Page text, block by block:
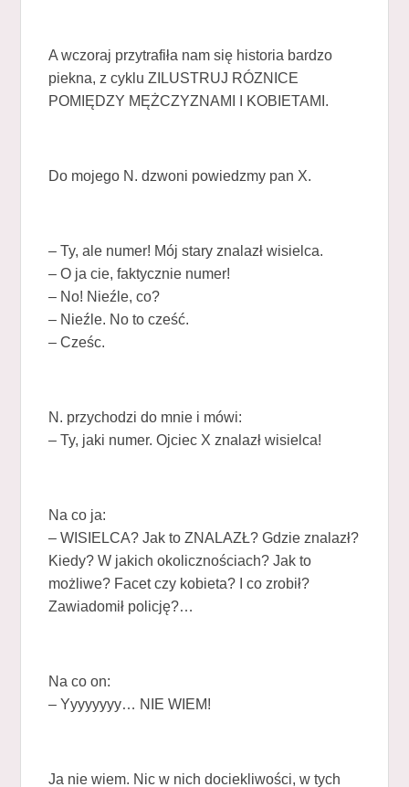
A wczoraj przytrafiła nam się historia bardzo
piekna, z cyklu ZILUSTRUJ RÓZNICE
POMIĘDZY MĘŻCZYZNAMI I KOBIETAMI.
Do mojego N. dzwoni powiedzmy pan X.
– Ty, ale numer! Mój stary znalazł wisielca.
– O ja cie, faktycznie numer!
– No! Nieźle, co?
– Nieźle. No to cześć.
– Cześc.
N. przychodzi do mnie i mówi:
– Ty, jaki numer. Ojciec X znalazł wisielca!
Na co ja:
– WISIELCA? Jak to ZNALAZŁ? Gdzie znalazł?
Kiedy? W jakich okolicznościach? Jak to
możliwe? Facet czy kobieta? I co zrobił?
Zawiadomił policję?…
Na co on:
– Yyyyyyyy… NIE WIEM!
Ja nie wiem. Nic w nich dociekliwości, w tych